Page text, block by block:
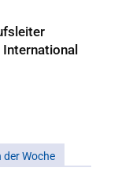
der Woche